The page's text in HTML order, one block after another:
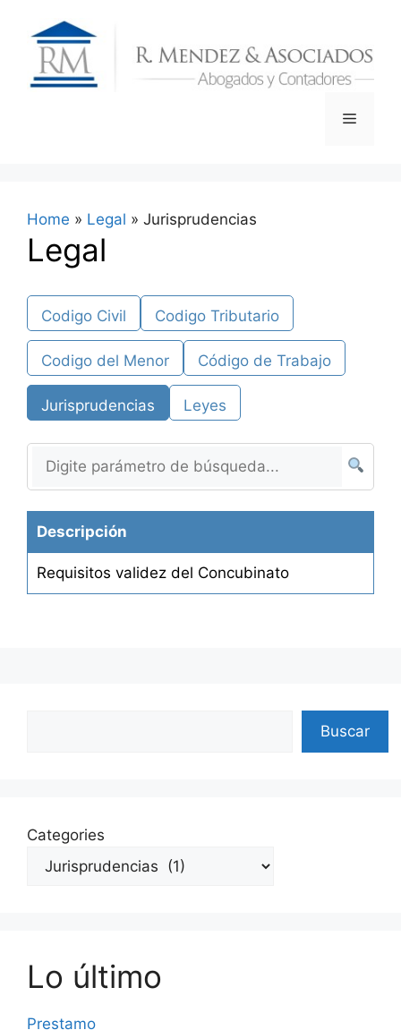
content
Menu
Home » Legal » Jurisprudencias
Legal
Codigo Civil Codigo Tributario
Codigo del Menor Código de Trabajo
Jurisprudencias Leyes
Descripción
Requisitos validez del Concubinato
Buscar
Categories
Lo último
Prestamo